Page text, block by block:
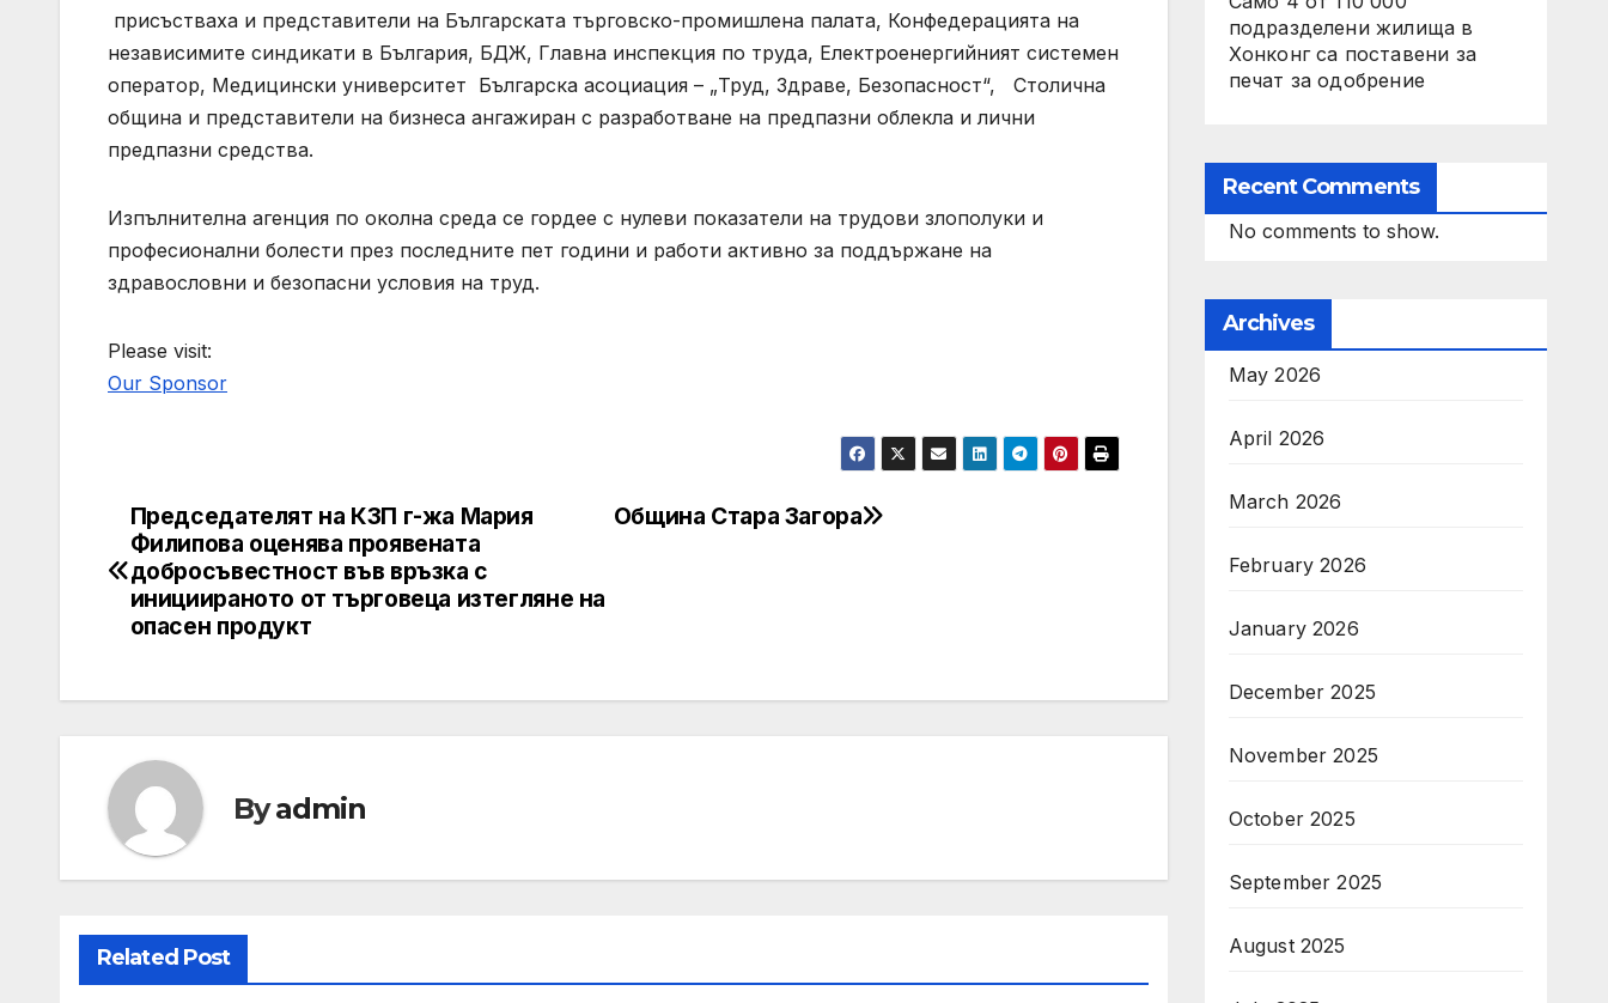
присъстваха и представители на Българската търговско-промишлена палата, Конфедерацията на
независимите синдикати в България, БДЖ, Главна инспекция по труда, Електроенергийният системен
оператор, Медицински университет Българска асоциация – „Труд, Здраве, Безопасност“, Столична
община и представители на бизнеса ангажиран с разработване на предпазни облекла и лични
предпазни средства.
Изпълнителна агенция по околна среда се гордее с нулеви показатели на трудови злополуки и
професионални болести през последните пет години и работи активно за поддържане на
здравословни и безопасни условия на труд.
Please visit:
Our Sponsor
Post
navigation
Община Стара Загора
Председателят на КЗП г-жа Мария
Филипова оценява проявената
добросъвестност във връзка с
инициираното от търговеца изтегляне на
опасен продукт
Byadmin
Related Post
подразделени жилища в
Хонконг са поставени за
печат за одобрение
Recent Comments
No comments to show.
Archives
May 2026
April 2026
March 2026
February 2026
January 2026
December 2025
November 2025
October 2025
September 2025
August 2025